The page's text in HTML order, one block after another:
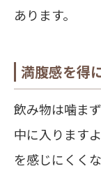
あります。
満腹感を得
飲み物は噛ま
中に入ります
を感じにくく